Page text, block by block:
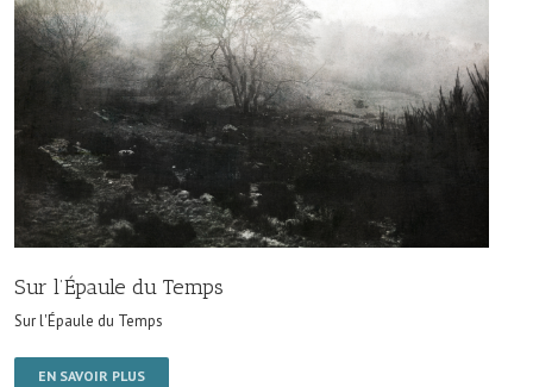
Sur l’Épaule du Temps
Sur l'Épaule du Temps
EN SAVOIR PLUS